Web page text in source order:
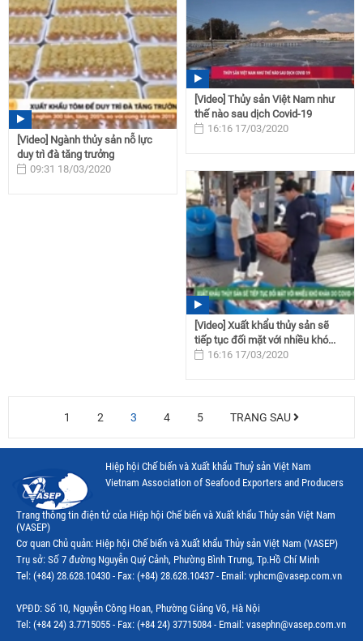
[Video] Ngành thủy sản nỗ lực
duy trì đà tăng trưởng
09:31 18/03/2020
[Video] Thủy sản Việt Nam như
thế nào sau dịch Covid-19
16:16 17/03/2020
[Video] Xuất khẩu thủy sản sẽ
tiếp tục đối mặt với nhiều khó...
16:16 17/03/2020
1 2 3 4 5 TRANG SAU
Hiệp hội Chế biến và Xuất khẩu Thuỷ sản Việt Nam
Vietnam Association of Seafood Exporters and Producers
Trang thông tin điện tử của Hiệp hội Chế biến và Xuất khẩu Thủy sản Việt Nam
(VASEP)
Cơ quan Chủ quản: Hiệp hội Chế biến và Xuất khẩu Thủy sản Việt Nam (VASEP)
Trụ sở: Số 7 đường Nguyễn Quý Cảnh, Phường Bình Trưng, Tp.Hồ Chí Minh
Tel: (+84) 28.628.10430 - Fax: (+84) 28.628.10437 - Email: vphcm@vasep.com.vn
VPĐD: Số 10, Nguyễn Công Hoan, Phường Giảng Võ, Hà Nội
Tel: (+84 24) 3.7715055 - Fax: (+84 24) 37715084 - Email: vasephn@vasep.com.vn